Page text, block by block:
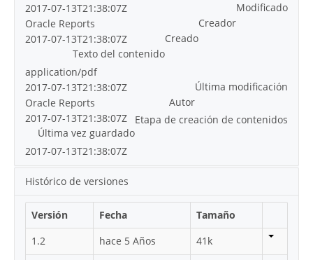
Modificado
2017-07-13T21:38:07Z
Creador
Oracle Reports
Creado
2017-07-13T21:38:07Z
Texto del contenido
application/pdf
Última modificación
2017-07-13T21:38:07Z
Autor
Oracle Reports
Etapa de creación de contenidos
2017-07-13T21:38:07Z
Última vez guardado
2017-07-13T21:38:07Z
Histórico de versiones
Versión Fecha
Tamaño
1.2
hace 5 Años
41k